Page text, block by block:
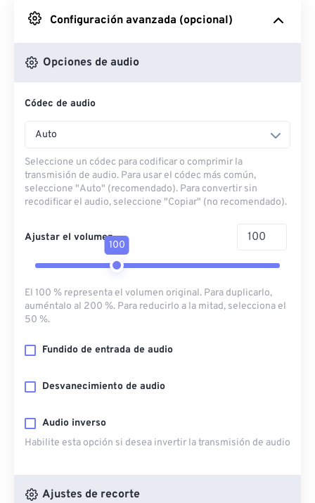
Desde Google Drive
Desde OneDrive
Desde URL
Configuración avanzada (opcional)
Opciones de audio
Códec de audio
Auto
Seleccione un códec para codificar o comprimir la
transmisión de audio. Para usar el códec más común,
seleccione "Auto" (recomendado). Para convertir sin
recodificar el audio, seleccione "Copiar" (no recomendado).
Ajustar el volumen
100
El 100 % representa el volumen original. Para duplicarlo,
auméntalo al 200 %. Para reducirlo a la mitad, selecciona el
50 %.
Fundido de entrada de audio
Desvanecimiento de audio
Audio inverso
Habilite esta opción si desea invertir la transmisión de audio
Ajustes de recorte